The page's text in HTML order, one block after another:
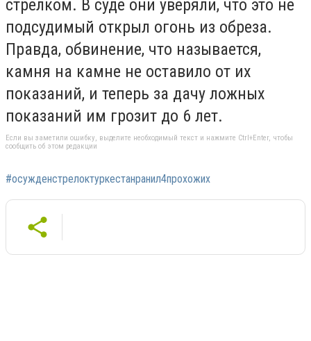
стрелком. В суде они уверяли, что это не
подсудимый открыл огонь из обреза.
Правда, обвинение, что называется,
камня на камне не оставило от их
показаний, и теперь за дачу ложных
показаний им грозит до 6 лет.
Если вы заметили ошибку, выделите необходимый текст и нажмите Ctrl+Enter, чтобы
сообщить об этом редакции
#осужденстрелоктуркестанранил4прохожих